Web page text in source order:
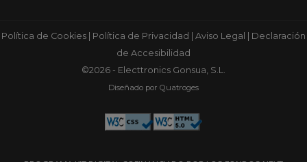
Política de Cookies Política de Privacidad Aviso Legal
Declaración
de Accesibilidad
©2026 - Electtronics Gonsua, S.L.
Diseñado por Quatroges